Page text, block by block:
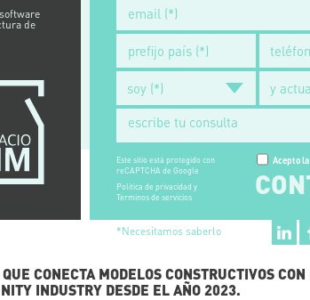
de
Este sitio está protegido con
reCAPTCHA de Google
Política de privacidad y
Terminos de servicios
Acepto
*Necesitamos saberlo
CONECTA MODELOS CONSTRUCTIVOS CON
INDUSTRY DESDE EL AÑO 2023.